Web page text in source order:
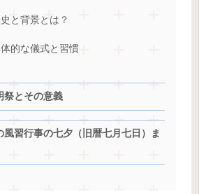
と背景とは？
的な儀式と習慣
とその意義
風習行事の七夕（旧暦七月七日）ま